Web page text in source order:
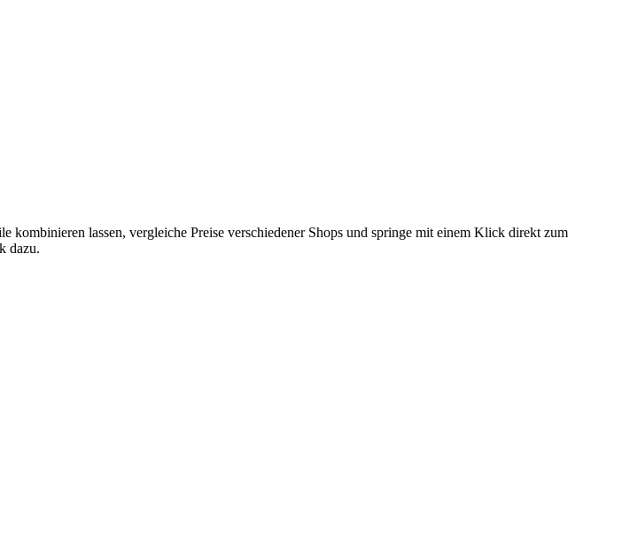
lassen, vergleiche Preise verschiedener Shops und springe mit einem Klick direkt zum
dazu.